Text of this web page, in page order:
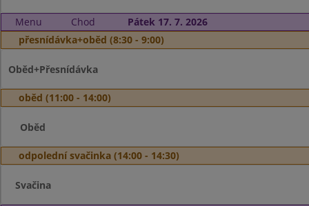
Menu Chod
Pátek 17. 7. 2026
přesnídávka+oběd (8:30 - 9:00)
Oběd+Přesnídávka
oběd (11:00 - 14:00)
Oběd
odpolední svačinka (14:00 - 14:30)
Svačina